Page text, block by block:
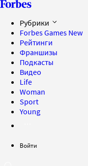
Рубрики
Forbes Games New
Рейтинги
Франшизы
Подкасты
Видео
Life
Woman
Sport
Young
Войти